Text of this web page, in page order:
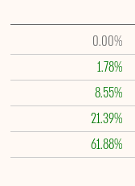
0.00%
1.78%
8.55%
21.39%
61.88%